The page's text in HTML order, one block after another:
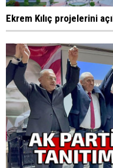
Ekrem Kılıç projelerini